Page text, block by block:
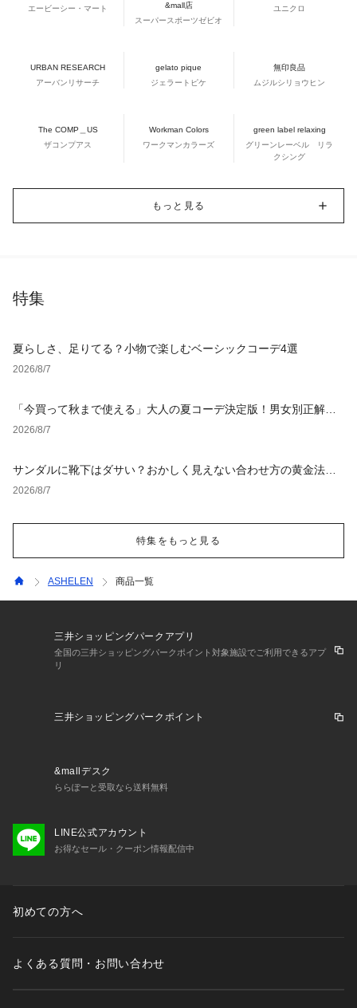
エービーシー・マート
&mall店
スーパースポーツゼビオ
ユニクロ
URBAN RESEARCH
アーバンリサーチ
gelato pique
ジェラートピケ
無印良品
ムジルシリョウヒン
The COMP＿US
ザコンプアス
Workman Colors
ワークマンカラーズ
green label relaxing
グリーンレーベル リラ
クシング
もっと見る
特集
夏らしさ、足りてる？小物で楽しむベーシックコーデ4選
2026/8/7
「今買って秋まで使える」大人の夏コーデ決定版！男女別正解ス
タイルとNGな着こなし
2026/8/7
サンダルに靴下はダサい？おかしく見えない合わせ方の黄金法則
と男女別おすすめコーデ
2026/8/7
特集をもっと見る
ASHELEN 商品一覧
三井ショッピングパークアプリ
全国の三井ショッピングパークポイント対象施設でご利用できるアプ
リ
三井ショッピングパークポイント
&mallデスク
ららぽーと受取なら送料無料
LINE公式アカウント
お得なセール・クーポン情報配信中
初めての方へ
よくある質問・お問い合わせ